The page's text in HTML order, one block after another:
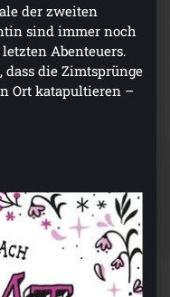
der zweiten
sind immer noch
Abenteuers.
dass die Zimtsprünge
Ort katapultieren –